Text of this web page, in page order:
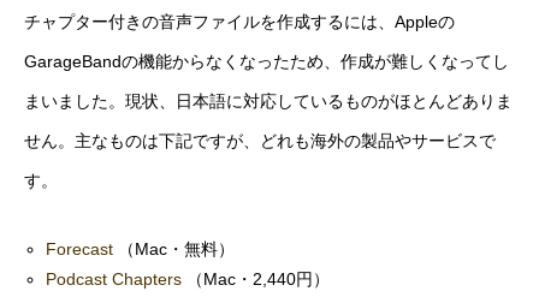
チャプター付きの音声ファイルを作成するには、Appleの
GarageBandの機能からなくなったため、作成が難しくなってし
まいました。現状、日本語に対応しているものがほとんどありま
せん。主なものは下記ですが、どれも海外の製品やサービスで
す。
Forecast （Mac・無料）
Podcast Chapters （Mac・2,440円）